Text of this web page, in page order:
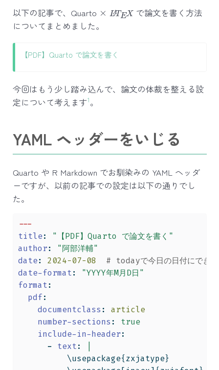
以下の記事で、Quarto × A
で論文を書く方法
についてまとめました。
【PDF】Quarto で論文を書く
今回はもう少し踏み込んで、論文の体裁を整える設
定について考えます1。
YAML ヘッダーをいじる
Quarto や R Markdown でお馴染みの YAML ヘッダ
ーですが、以前の記事での設定は以下の通りでし
た。
---
title:
"【PDF】Quarto で論文を書く"
author:
"阿部洋輔"
date: 2024-07-08
# todayで今日の日付にでき
date-format:
"YYYY年M月D日"
format:
pdf:
documentclass :
article
number-sections :
true
include-in-header:
      -
text:
          \usepackage{zxjatype}